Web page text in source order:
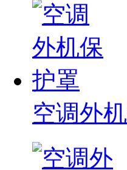
空调外